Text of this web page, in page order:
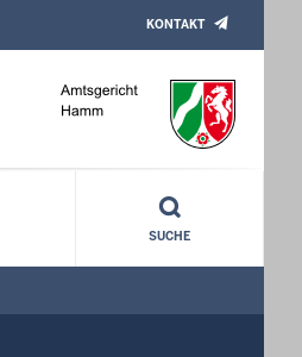
KONTAKT
SUCHE